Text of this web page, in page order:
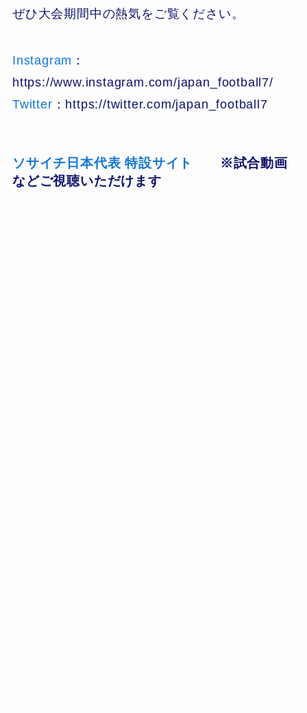
ぜひ大会期間中の熱気をご覧ください。
Instagram ：
https://www.instagram.com/japan_football7/
Twitter ：https://twitter.com/japan_football7
ソサイチ日本代表 特設サイト
※試合動画
などご視聴いただけます